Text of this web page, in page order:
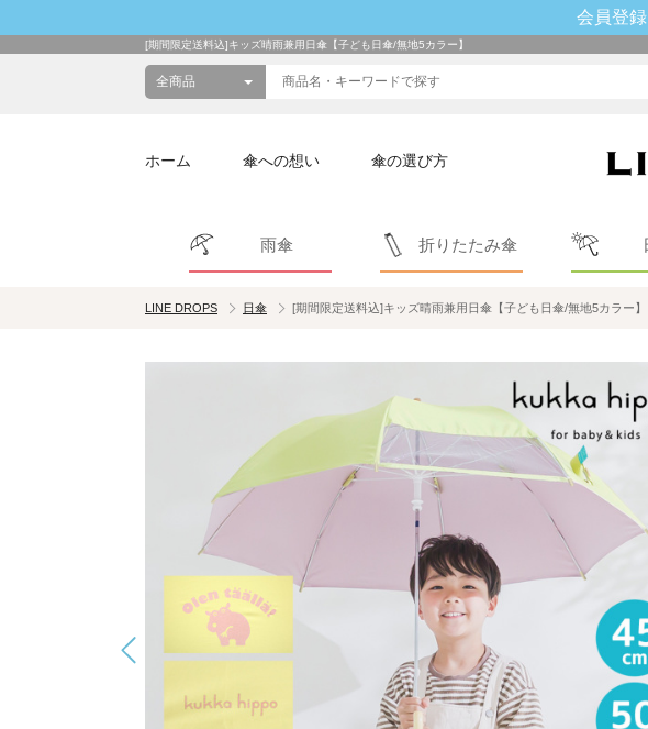
会員登
[期間限定送料込]キッズ晴雨兼用日傘【子ども日傘/無地5カラー】
ホーム 傘への想い 傘の選び方
雨傘 折りたたみ傘
LINE DROPS 日傘 [期間限定送料込]キッズ晴雨兼用日傘【子ども日傘/無地5カラー】
この